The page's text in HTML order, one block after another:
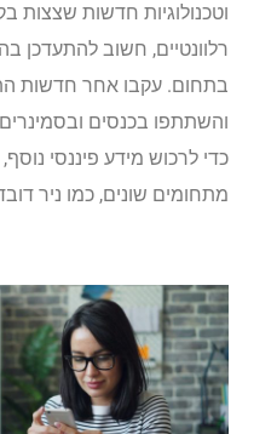
וטכנולוגיות חדשות שצצות
רלוונטיים, חשוב להתעדכן
בתחום. עקבו אחר חדשות
והשתתפו בכנסים ובסמינרים
כדי לרכוש מידע פיננסי נוסף,
מתחומים שונים, כמו ניר